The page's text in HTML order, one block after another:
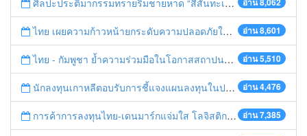
ศิลปะประติมากรรมทรายริมชายหาด “สีสันทะเลชุมพร สู่อาเซียน”
อ่าน 8,601
ไทย เผยความก้าวหน้ายกระดับความปลอดภัยในการทำงานสู่มาตรฐานสากล
อ่าน 5,510
ไทย - กัมพูชา ย้ำความร่วมมือในโอกาสสถาปนาความสัมพันธ์ทางการทูตครบรอบ 65 ปี
อ่าน 4,476
นักลงทุนเกาหลีตอบรับการชี้แจงแผนลงทุนในประเทศไทย
อ่าน 7,385
การค้าการลงทุนไทย-เดนมาร์กแจ่มใส โลจิสติกส์ไทยโดดเด่นในภูมิภาค